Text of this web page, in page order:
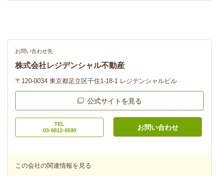
お問い合わせ先
株式会社レジデンシャル不動産
〒120-0034 東京都足立区千住1-18-1 レジデンシャルビル
公式サイトを見る
TEL
03-6812-0590
お問い合わせ
この会社の関連情報を見る